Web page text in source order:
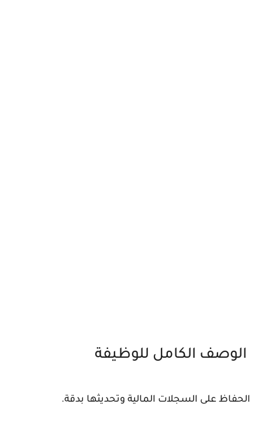
الوصف الكامل للوظيفة
الحفاظ على السجلات المالية وتحديثها بدقة.